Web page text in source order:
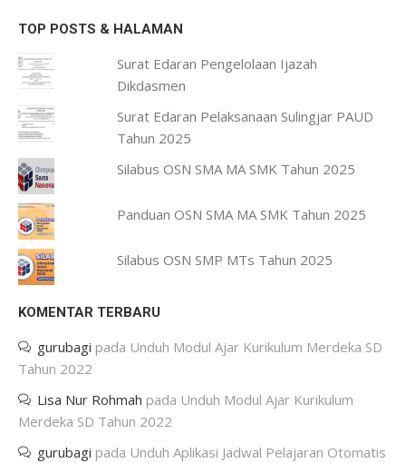
TOP POSTS & HALAMAN
Surat Edaran Pengelolaan Ijazah
Dikdasmen
Surat Edaran Pelaksanaan Sulingjar PAUD
Tahun 2025
Silabus OSN SMA MA SMK Tahun 2025
Panduan OSN SMA MA SMK Tahun 2025
Silabus OSN SMP MTs Tahun 2025
KOMENTAR TERBARU
gurubagi pada Unduh Modul Ajar Kurikulum Merdeka SD
Tahun 2022
Lisa Nur Rohmah pada Unduh Modul Ajar Kurikulum
Merdeka SD Tahun 2022
gurubagi pada Unduh Aplikasi Jadwal Pelajaran Otomatis